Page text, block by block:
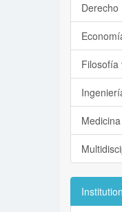
Derecho
Filosofía
Medicina